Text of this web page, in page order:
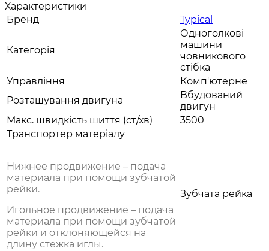
Характеристики
Бренд
Typical
Категорія
Одноголкові
машини
човникового
стібка
Управління
Комп'ютерне
Розташування двигуна
Вбудований
двигун
Макс. швидкість шиття (ст/хв)
3500
Транспортер матеріалу
Нижнее продвижение – подача
материала при помощи зубчатой
рейки.
Игольное продвижение – подача
материала при помощи зубчатой
рейки и отклоняющейся на
длину стежка иглы.
Зубчата рейка